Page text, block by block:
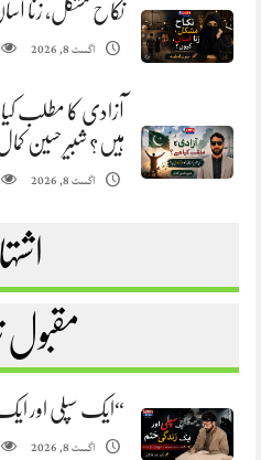
نکاح مشکل، زنا
اگست 8, 2026
آزادی کا مطلب کیا
ہیں؟ شبیر حسین
اگست 8, 2026
مقبول
“ایک سپلی اور ایک
اگست 8, 2026